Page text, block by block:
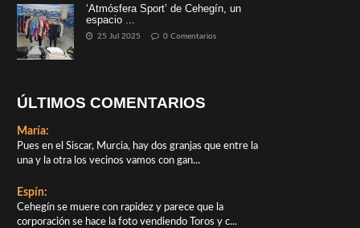
‘Atmósfera Sport’ de Cehegín, un
espacio ...
25 Jul 2025 0 Comentarios
ÚLTIMOS COMENTARIOS
María:
Pues en el Siscar, Murcia, hay dos granjas que entre la
una y la otra los vecinos vamos con gan...
Espín:
Cehegín se muere con rapidez y parece que la
corporación se hace la foto vendiendo Toros y c...